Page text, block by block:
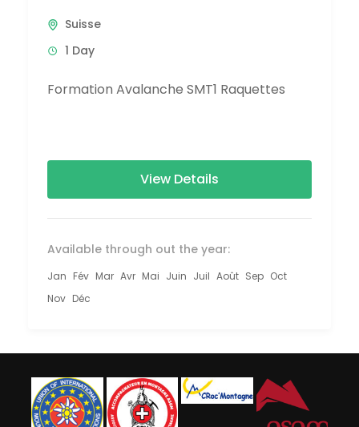
Suisse
1 Day
Formation Avalanche SMT1 Raquettes
View Details
Available through out the year:
Jan Fév Mar Avr Mai Juin Juil Août Sep Oct
Nov Déc